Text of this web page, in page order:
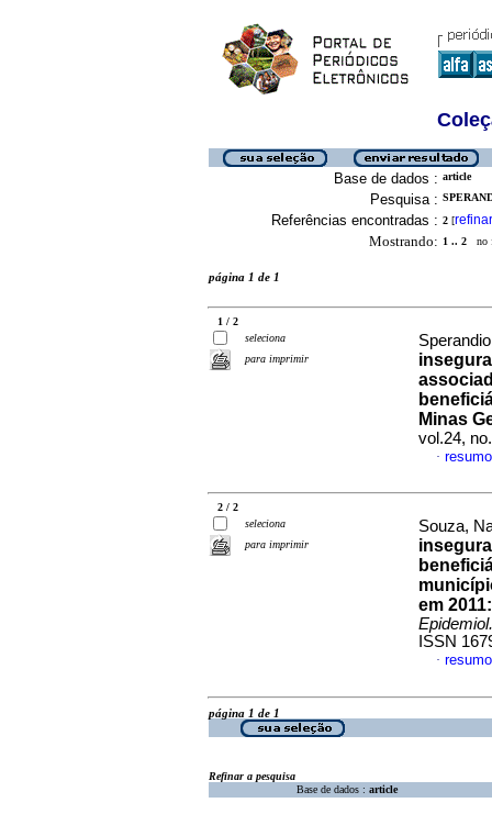
Base de dados : article
Pesquisa :
Referências encontradas : 2 [refinar
Mostrando: 1 .. 2 no
página 1 de 1
1 / 2
seleciona
para imprimir
Minas
vol.24,
·
2 / 2
seleciona
para imprimir
Souza,
em
ISSN
·
página 1 de 1
Refinar a pesquisa
Base de dados : article